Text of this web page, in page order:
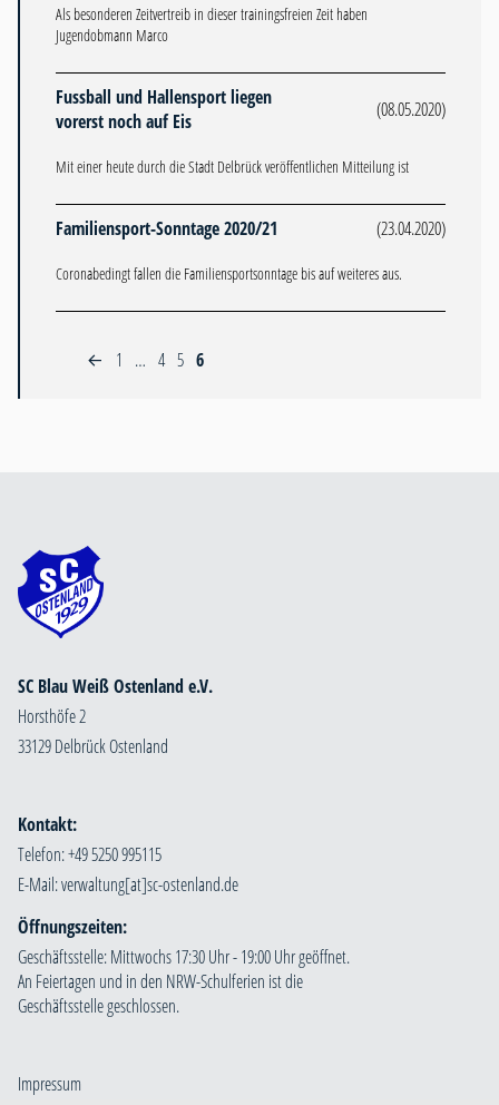
Als besonderen Zeitvertreib in dieser trainingsfreien Zeit haben
Jugendobmann Marco
Fussball und Hallensport liegen
vorerst noch auf Eis
(08.05.2020)
Mit einer heute durch die Stadt Delbrück veröffentlichen Mitteilung ist
Familiensport-Sonntage 2020/21 (23.04.2020)
Coronabedingt fallen die Familiensportsonntage bis auf weiteres aus.
← 1 … 4 5 6
SC Blau Weiß Ostenland e.V.
Horsthöfe 2
33129 Delbrück Ostenland
Kontakt:
Telefon: +49 5250 995115
E-Mail:
Öffnungszeiten:
Geschäftsstelle: Mittwochs 17:30 Uhr - 19:00 Uhr geöffnet.
An Feiertagen und in den NRW-Schulferien ist die
Geschäftsstelle geschlossen.
Impressum